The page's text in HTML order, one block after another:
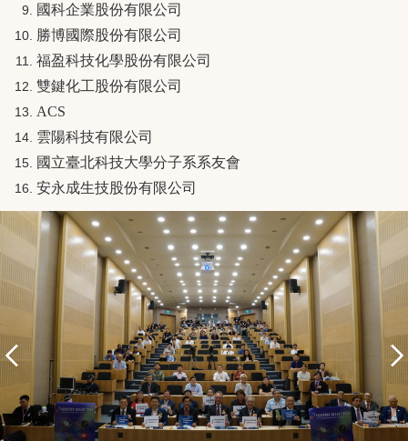
國科企業股份有限公司
勝博國際股份有限公司
福盈科技化學股份有限公司
雙鍵化工股份有限公司
ACS
雲陽科技有限公司
國立臺北科技大學分子系系友會
安永成生技股份有限公司